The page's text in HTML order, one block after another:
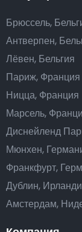
Брюссель,
Антверпен,
Лёвен, Бельгия
Париж, Франция
Ницца, Франция
Марсель,
Диснейленд
Мюнхен,
Франкфурт,
Дублин,
Амстердам,